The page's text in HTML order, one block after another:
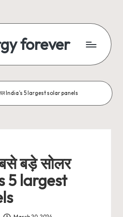
forever
India’s 5 largest solar panels
बड़े सोलर
5 largest